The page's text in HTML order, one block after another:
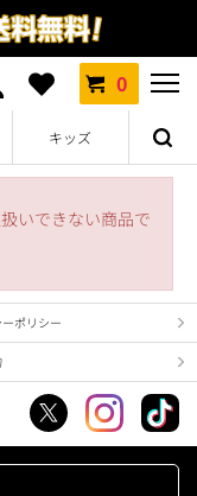
0
キッズ
いできない商品で
ポリシー